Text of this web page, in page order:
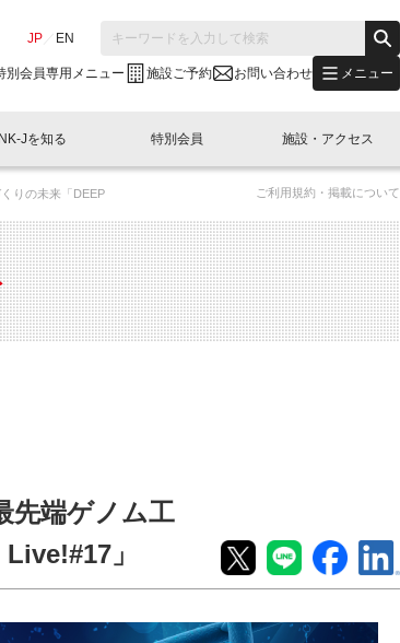
JP EN
別会員専用メニュー 施設ご予約 お問い合わせ メニュー
覧
特別会員開催
出展・参加
What's "LINK-BioBAY TOKYO"？
会報誌 (News Letter)
日本橋コラム
板一覧
ニュース・事業紹介
イベント
Jを知る
What’s LINK-J WEST
事業内容
GTB日本橋エリアについて
特別会員
入会申し込み
施設・アクセス
施設ご予約
りの未来「DEEP
ご利用規約・掲載について
先端ゲノム工
」